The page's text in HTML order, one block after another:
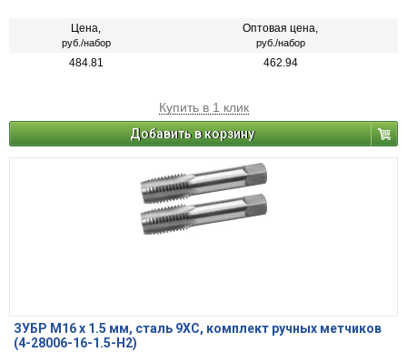
Цена,
руб./набор
Оптовая цена,
руб./набор
484.81 462.94
Купить в 1 клик
Добавить в корзину
ЗУБР М16 x 1.5 мм, сталь 9ХС, комплект ручных метчиков
(4-28006-16-1.5-H2)